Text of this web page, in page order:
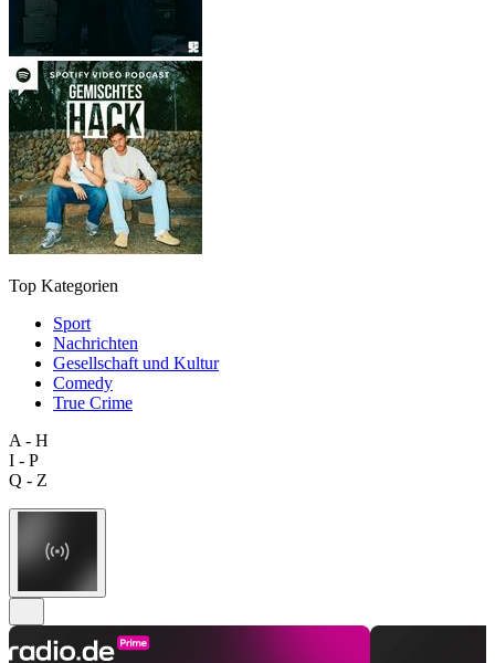
Top Kategorien
Sport
Nachrichten
Gesellschaft und Kultur
Comedy
True Crime
A - H
I - P
Q - Z